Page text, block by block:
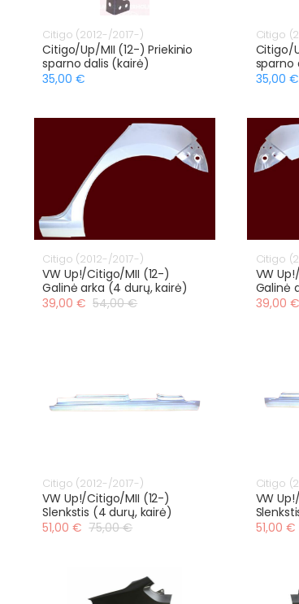
Citigo (2012-/2017-)
Citigo/Up/MII (12-) Priekinio
sparno dalis (kairė)
35,00 €
Citigo
Citigo/
sparno
35,00 €
Citigo (2012-/2017-)
VW Up!/Citigo/MII (12-)
Galinė arka (4 durų, kairė)
39,00 € 54,00 €
Citigo
VW
Galinė
39,00 €
Citigo (2012-/2017-)
VW Up!/Citigo/MII (12-)
Slenkstis (4 durų, kairė)
51,00 € 75,00 €
Citigo
VW
51,00 €